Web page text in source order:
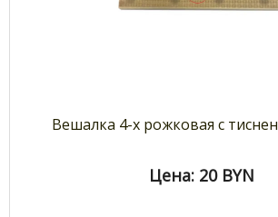
Вешалка 4-х рожковая с
Цена: 20 BYN